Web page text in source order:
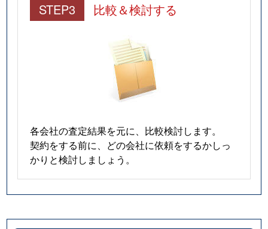
STEP3 比較＆検討する
各会社の査定結果を元に、比較検討します。
契約をする前に、どの会社に依頼をするかしっ
かりと検討しましょう。